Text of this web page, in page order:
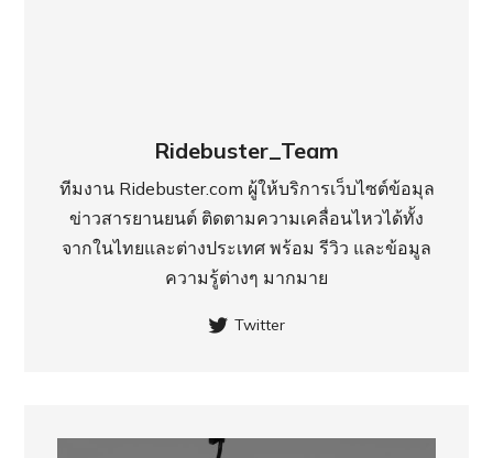
Ridebuster_Team
ทีมงาน Ridebuster.com ผู้ให้บริการเว็บไซต์ข้อมุล
ข่าวสารยานยนต์ ติดตามความเคลื่อนไหวได้ทั้ง
จากในไทยและต่างประเทศ พร้อม รีวิว และข้อมูล
ความรู้ต่างๆ มากมาย
Twitter